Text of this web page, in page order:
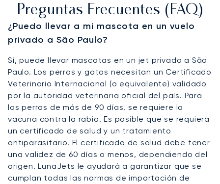
Preguntas Frecuentes (FAQ)
¿Puedo llevar a mi mascota en un vuelo
privado a São Paulo?
Sí, puede llevar mascotas en un jet privado a São
Paulo. Los perros y gatos necesitan un Certificado
Veterinario Internacional (o equivalente) validado
por la autoridad veterinaria oficial del país. Para
los perros de más de 90 días, se requiere la
vacuna contra la rabia. Es posible que se requiera
un certificado de salud y un tratamiento
antiparasitario. El certificado de salud debe tener
una validez de 60 días o menos, dependiendo del
origen. LunaJets le ayudará a garantizar que se
cumplan todas las normas de importación de